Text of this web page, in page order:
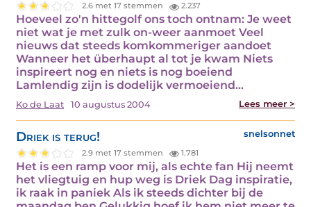
2.6 met 17 stemmen 2.237
Hoeveel zo'n hittegolf ons toch ontnam: Je weet
niet wat je met zulk on-weer aanmoet Veel
nieuws dat steeds komkommeriger aandoet
Wanneer het überhaupt al tot je kwam Niets
inspireert nog en niets is nog boeiend
Lamlendig zijn is dodelijk vermoeiend…
Ko de Laat 10 augustus 2004 Lees meer >
Driek is terug! snelsonnet
2.9 met 17 stemmen 1.781
Het is een ramp voor mij, als echte fan Hij neemt
het vliegtuig en hup weg is Driek Dag inspiratie,
ik raak in paniek Als ik steeds dichter bij de